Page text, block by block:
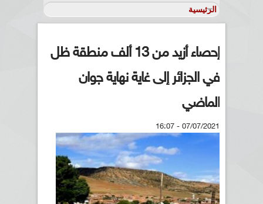
إحصاء أزيد من 13 ألف منطقة ظل
في الجزائر إلى غاية نهاية جوان
الماضي
07/07/2021 - 16:07